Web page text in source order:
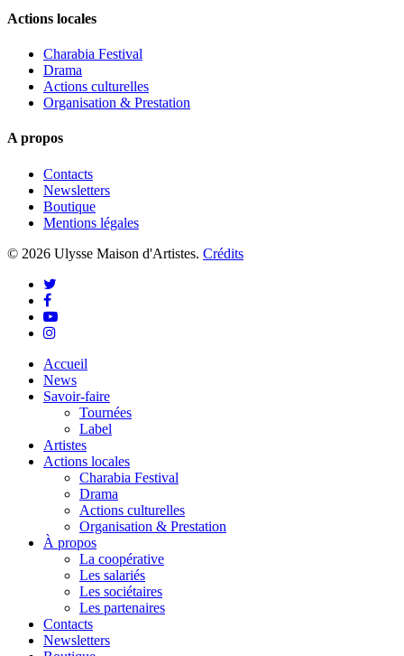
Actions locales
Charabia Festival
Drama
Actions culturelles
Organisation & Prestation
A propos
Contacts
Newsletters
Boutique
Mentions légales
© 2026 Ulysse Maison d'Artistes. Crédits
twitter
facebook
youtube
instagram
Close
Menu
Accueil
News
Savoir-faire
Tournées
Label
Artistes
Actions locales
Charabia Festival
Drama
Actions culturelles
Organisation & Prestation
À propos
La coopérative
Les salariés
Les sociétaires
Les partenaires
Contacts
Newsletters